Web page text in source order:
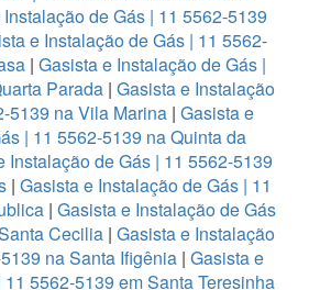
de Gás | 11 5562-5139
e Instalação de Gás | 11 5562-
| Gasista e Instalação de Gás |
Parada| Gasista e Instalação
5139 na Vila Marina | Gasista e
| 11 5562-5139 na Quinta da
Instalação de Gás | 11 5562-5139
| Gasista e Instalação de Gás | 11
| Gasista e Instalação de Gás
Cecilia| Gasista e Instalação
na Santa Ifigênia | Gasista e
5562-5139 em Santa Teresinha